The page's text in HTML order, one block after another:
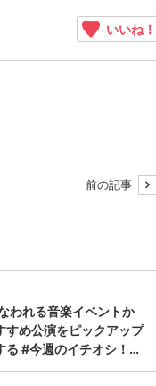
いいね！
前の記事
われる音楽イベントか
すめ公演をピックアップ
る #今週のイチオシ！…